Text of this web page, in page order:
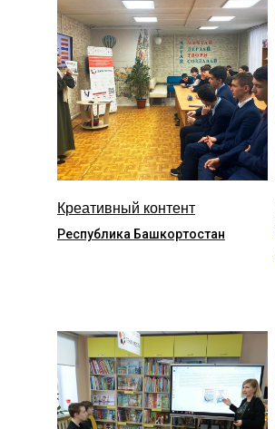
Креативный контент
Республика Башкортостан